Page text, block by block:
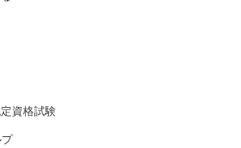
資格試験